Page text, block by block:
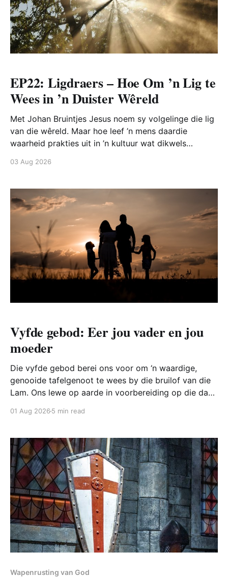
EP22: Ligdraers – Hoe Om ’n Lig te
Wees in ’n Duister Wêreld
Met Johan Bruintjes Jesus noem sy volgelinge die lig
van die wêreld. Maar hoe leef ’n mens daardie
waarheid prakties uit in ’n kultuur wat dikwels
riglyne, stories en insigte oor wat dit beteken om
03 Aug 2026
Vyfde gebod: Eer jou vader en jou
moeder
Die vyfde gebod berei ons voor om ‘n waardige,
genooide tafelgenoot te wees by die bruilof van die
Lam. Ons lewe op aarde in voorbereiding op die dag
ontvang word. In die eerste vier gebooie leer Hy ons
01 Aug 2026 5 min read
Wapenrusting van God